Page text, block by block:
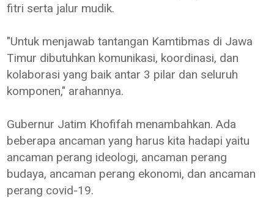
fitri serta jalur mudik.
"Untuk menjawab tantangan Kamtibmas di Jawa
Timur dibutuhkan komunikasi, koordinasi, dan
kolaborasi yang baik antar 3 pilar dan seluruh
komponen," arahannya.
Gubernur Jatim Khofifah menambahkan. Ada
beberapa ancaman yang harus kita hadapi yaitu
ancaman perang ideologi, ancaman perang
budaya, ancaman perang ekonomi, dan ancaman
perang covid-19.